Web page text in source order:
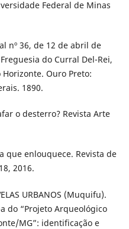
Federal de Minas
nº 36, de 12 de abril de
do Curral Del-Rei,
Ouro Preto:
1890.
o desterro? Revista Arte
que enlouquece. Revista de
2016.
URBANOS (Muquifu).
do “Projeto Arqueológico
MG”: identificação e